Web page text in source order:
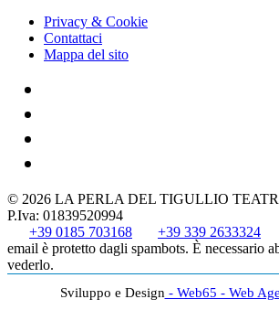
Privacy & Cookie
Contattaci
Mappa del sito
© 2026 LA PERLA DEL TIGULLIO
P.Iva: 01839520994
+39 0185 703168
+39 339 2633324
email è protetto dagli spambots. È necessario
vederlo.
Sviluppo e Design- Web65 - Web